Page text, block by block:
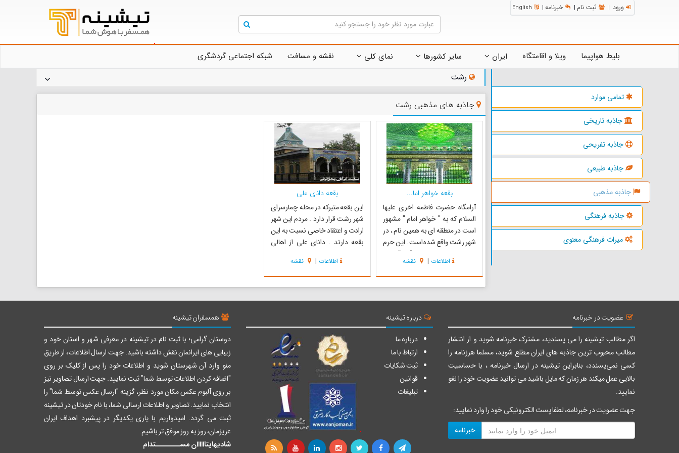
ورود | ثبت نام | خبرنامه |
English
بلیط هواپیما ویلا و اقامتگاه ایران سایر کشورها نمای کلی نقشه و مسافت شبکه اجتماعی گردشگری
تمامی موارد
جاذبه تاریخی
جاذبه تفریحی
جاذبه طبیعی
جاذبه مذهبی
جاذبه فرهنگی
میراث فرهنگی معنوی
رشت
جاذبه های مذهبی رشت
بقعه خواهر اما...
آرامگاه حضرت فاطمه اخرى علیها
السلام که به " خواهر امام " مشهور
است در منطقه اى به همین نام ، در
شهر رشت واقع شده است . این حرم
با شکوه، که یکى از ستارگان آسمان
سیادت و گلى از بوستان نبوت و
ولایت ، «حضرت فاطمه اخری (ع) »
فرزند بلا فصل امام موسى کاظم علیه
السلام در آن آرمیده است ، همه ر...
اطلاعات | نقشه
بقعه دانای علی
این بقعه متبرکه در محله چمارسرای
شهر رشت قرار دارد . مردم این شهر
ارادت و اعتقاد خاصی نسبت به این
بقعه دارند . دانای علی از اهالی
هزار و دویست و دوازده هجری
قمری به دنیا آمدند. به روایت بزرگان
و قدیمیان فردی پرهیزکار بود که از
قابلیت هایی فرادنیایی همچون ...
اطلاعات | نقشه
عضویت در خبرنامه
اگر مطالب تیشینه را می پسندید، مشترک خبرنامه شوید و از انتشار
مطالب محبوب ترین جاذبه های ایران مطلع شوید، مسلما هرزنامه را
کسی نمی‌پسندد، بنابراین تیشینه در ارسال خبرنامه ، با حساسیت
بالایی عمل میکند هر زمان که مایل باشید می توانید عضویت خود را لغو
نمایید.
جهت عضویت در خبرنامه، لطفا پست الکترونیکی خود را وارد نمایید:
خبرنامه
درباره تیشینه
درباره ما
ارتباط با ما
ثبت شکایات
قوانین
تبلیغات
همسفران تیشینه
دوستان گرامی؛ با ثبت نام در تیشینه در معرفی شهر و استان خود و
زیبایی های ایرانمان نقش داشته باشید. جهت ارسال اطلاعات، از طریق
منو وارد آن شهرستان شوید و اطلاعات خود را پس از کلیک بر روی
"اضافه کردن اطلاعات توسط شما" ثبت نمایید. جهت ارسال تصاویر نیز
بر روی آلبوم عکس مکان مورد نظر، گزینه "ارسال عکس توسط شما" را
انتخاب نمایید. تصاویر و اطلاعات ارسالی شما، با نام خودتان در تیشینه
ثبت می گردد. امیدواریم با یاری یکدیگر در پیشبرد اهداف ایران
عزیزمان، روز به روز موفق تر باشیم.
شادیهایتاااااان مســــــــتدام